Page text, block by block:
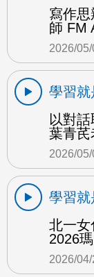
寫作
師 FM
2026/05/
學習就
以對
葉青芪
2026/05/
學習就
北一女
2026
2026/04/